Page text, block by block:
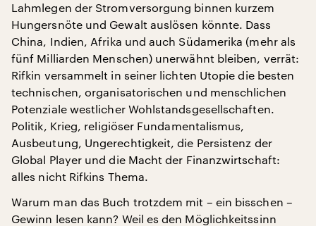
Lahmlegen der Stromversorgung binnen kurzem
Hungersnöte und Gewalt auslösen könnte. Dass
China, Indien, Afrika und auch Südamerika (mehr als
fünf Milliarden Menschen) unerwähnt bleiben, verrät:
Rifkin versammelt in seiner lichten Utopie die besten
technischen, organisatorischen und menschlichen
Potenziale westlicher Wohlstandsgesellschaften.
Politik, Krieg, religiöser Fundamentalismus,
Ausbeutung, Ungerechtigkeit, die Persistenz der
Global Player und die Macht der Finanzwirtschaft:
alles nicht Rifkins Thema.
Warum man das Buch trotzdem mit – ein bisschen –
Gewinn lesen kann? Weil es den Möglichkeitssinn